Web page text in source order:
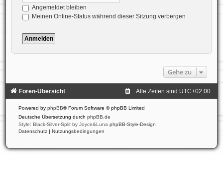
Angemeldet bleiben
Meinen Online-Status während dieser Sitzung verbergen
Gehe zu
Foren-Übersicht Alle Zeiten sind UTC+02:00
Powered by phpBB® Forum Software © phpBB Limited
Deutsche Übersetzung durch phpBB.de
Style: Black-Silver-Split by Joyce&Luna phpBB-Style-Design
Datenschutz | Nutzungsbedingungen